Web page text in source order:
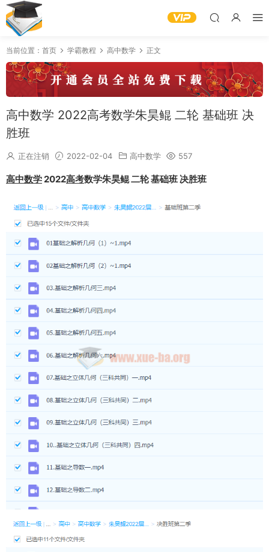
当前位置： 首页 学霸教程 高中数学 正文
高中数学 2022高考数学朱昊鲲 二轮 基础班 决
胜班
正在注销 2022-02-04 高中数学 557
高中数学2022高考数学朱昊鲲 二轮 基础班 决胜班